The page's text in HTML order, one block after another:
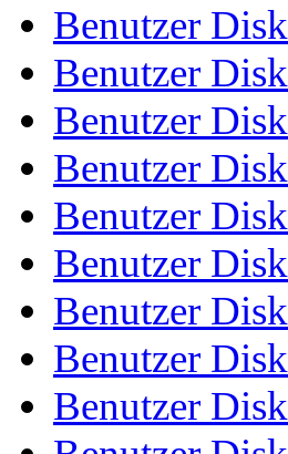
Benutzer
Benutzer
Benutzer
Benutzer
Benutzer
Benutzer
Benutzer
Benutzer
Benutzer